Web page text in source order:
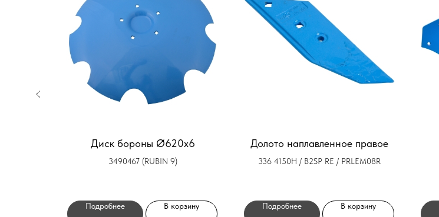
Диск бороны Ø620x6
3490467 (RUBIN 9)
Подробнее В корзину
Долото наплавленное правое
336 4150H / B2SP RE / PRLEM08R
Подробнее В корзину